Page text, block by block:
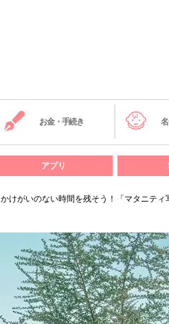
お金・手続き
アプリ
かけがいのない時間を残そう！「マタニテ